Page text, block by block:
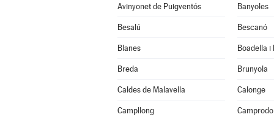
Avinyonet de Puigventós Banyoles
Besalú Bescanó
Blanes Boadella i
Breda Brunyola
Caldes de Malavella Calonge
Campllong